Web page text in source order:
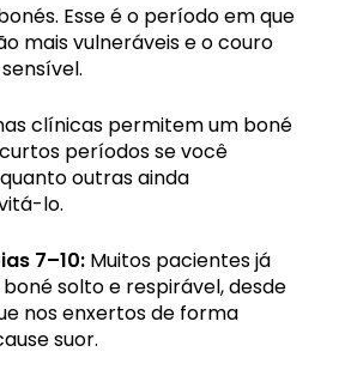
Esse é o período em que
mais vulneráveis e o couro
clínicas permitem um boné
períodos se você
outras ainda
lo.
7–10: Muitos pacientes já
solto e respirável, desde
nos enxertos de forma
suor.